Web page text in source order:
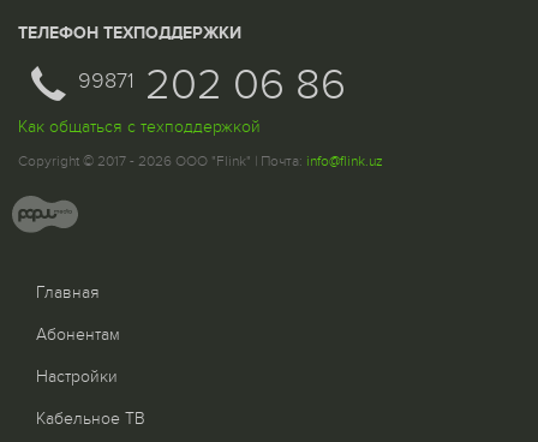
ТЕЛЕФОН ТЕХПОДДЕРЖКИ
99871 202 06 86
Как общаться с техподдержкой
Copyright © 2017 - 2026 ООО "Flink" | Почта: info@flink.uz
Главная
Абонентам
Настройки
Кабельное ТВ